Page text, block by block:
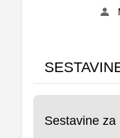
Sestavine za